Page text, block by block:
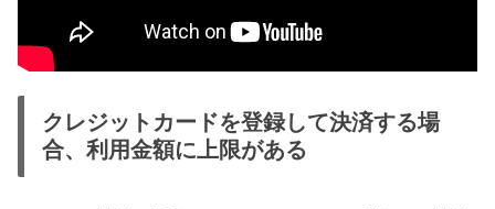
クレジットカードを登録して決済する場
合、利用金額に上限がある